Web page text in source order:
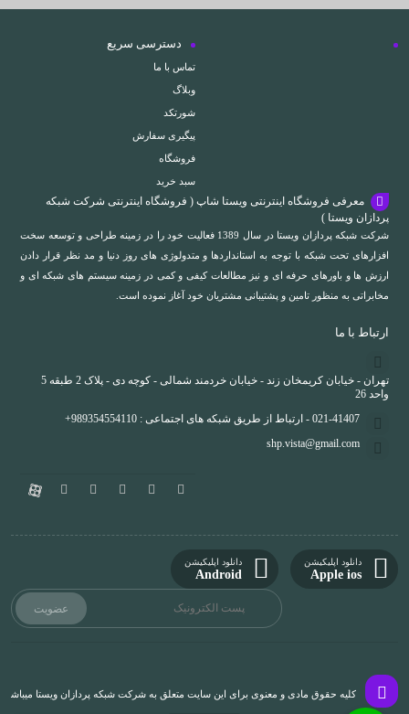
دسترسی سریع
تماس با ما
وبلاگ
شورتکد
پیگیری سفارش
فروشگاه
سبد خرید
معرفی فروشگاه اینترنتی ویستا شاپ ( فروشگاه اینترنتی شرکت شبکه
پردازان ویستا )
شرکت شبکه پردازان ویستا در سال 1389 فعالیت خود را در زمینه طراحی و توسعه سخت
افزارهای تحت شبکه با توجه به استانداردها و متدولوژی های روز دنیا و مد نظر قرار دادن
ارزش ها و باورهای حرفه ای و نیز مطالعات کیفی و کمی در زمینه سیستم های شبکه ای و
مخابراتی به منظور تامین و پشتیبانی مشتریان خود آغاز نموده است.
ارتباط با ما
تهران - خیابان کریمخان زند - خیابان خردمند شمالی - کوچه دی - پلاک 2 طبقه 5
واحد 26
021-41407 - ارتباط از طریق شبکه های اجتماعی : 989354554110+
shp.vista@gmail.com
دانلود اپلیکیشن
Apple ios
دانلود اپلیکیشن
Android
کلیه حقوق مادی و معنوی برای این سایت متعلق به شرکت شبکه پردازان ویستا میباشد